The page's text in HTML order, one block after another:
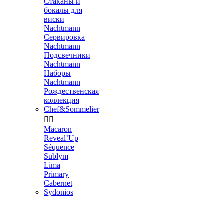
бокалы для
виски
Nachtmann
Сервировка
Nachtmann
Подсвечники
Nachtmann
Наборы
Nachtmann
Рождественская
коллекция
Chef&Sommelier
 
Macaron
Reveal’Up
Séquence
Sublym
Lima
Primary
Cabernet
Sydonios